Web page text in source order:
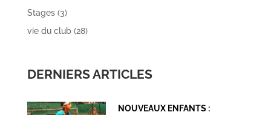
Stages(3)
vie du club(28)
DERNIERS ARTICLES
NOUVEAUX ENFANTS :